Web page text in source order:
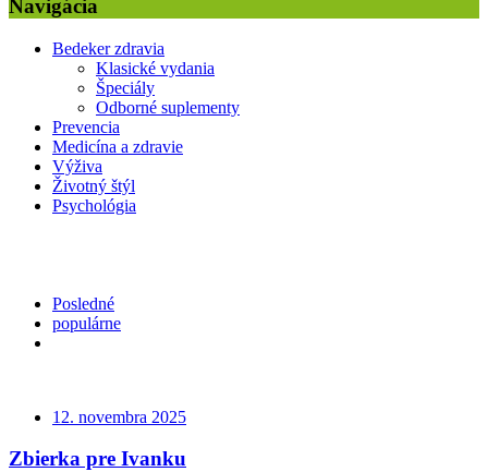
Navigácia
Bedeker zdravia
Klasické vydania
Špeciály
Odborné suplementy
Prevencia
Medicína a zdravie
Výživa
Životný štýl
Psychológia
Posledné
populárne
12. novembra 2025
Zbierka pre Ivanku